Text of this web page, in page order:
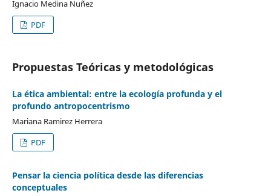
Ignacio Medina Nuñez
PDF
Propuestas Teóricas y metodológicas
La ética ambiental: entre la ecología profunda y el
profundo antropocentrismo
Mariana Ramirez Herrera
PDF
Pensar la ciencia política desde las diferencias
conceptuales